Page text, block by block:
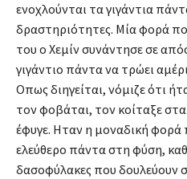
ενοχλούνται τα γιγάντια
δραστηριότητες. Μία φορά
του ο Χεμίν συνάντησε σε
γιγάντιο πάντα να τρώει
Οπως διηγείται, νόμιζε ότι
τον φοβάται, τον κοίταξε
έφυγε. Ηταν η μοναδική φορά
ελεύθερο πάντα στη φύση,
δασοφύλακες που δουλεύουν